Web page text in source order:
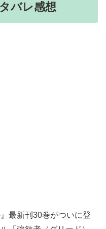
バレ感想
最新刊30巻がついに登